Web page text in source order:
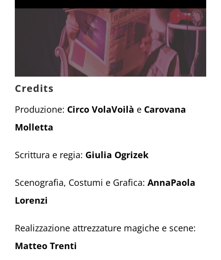
Credits
Produzione: Circo VolaVoilà e Carovana
Molletta
Scrittura e regia: Giulia Ogrizek
Scenografia, Costumi e Grafica: AnnaPaola
Lorenzi
Realizzazione attrezzature magiche e scene:
Matteo Trenti